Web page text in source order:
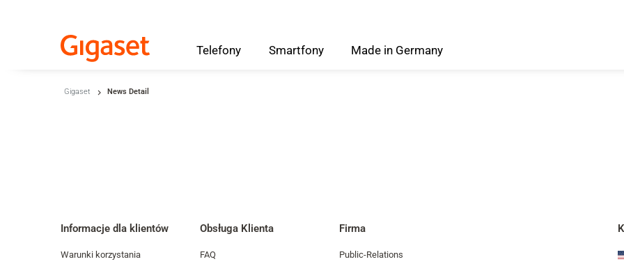
Skip to main content
Przejdź do wyszukiwania
Shift+Alt+C
Telefony Smartfony Made in Germany
Gigaset News Detail
Informacje dla klientów
Warunki korzystania
Obsługa Klienta
FAQ
Firma
Public-Relations